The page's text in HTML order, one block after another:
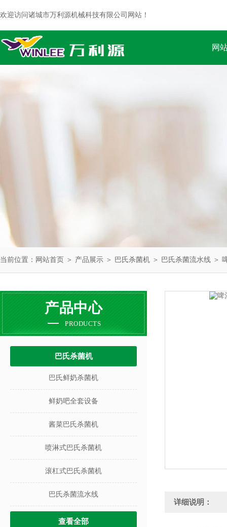
欢迎访问诸城市万利源机械科技有限公司网站！
网
当前位置： 网站首页 ＞ 产品展示 ＞ 巴氏杀菌机 ＞ 巴氏杀菌流水线 ＞
产品中心
PRODUCTS
巴氏杀菌机
巴氏鲜奶杀菌机
鲜奶吧全套设备
酱菜巴氏杀菌机
喷淋式巴氏杀菌机
滚杠式巴氏杀菌机
巴氏杀菌流水线
查看全部
详细说明：